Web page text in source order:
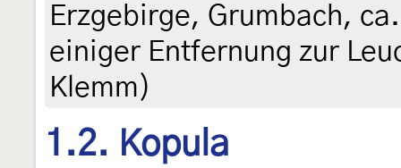
Erzgebirge, Grumbach,
einiger Entfernung zur
Klemm)
1.2. Kopula